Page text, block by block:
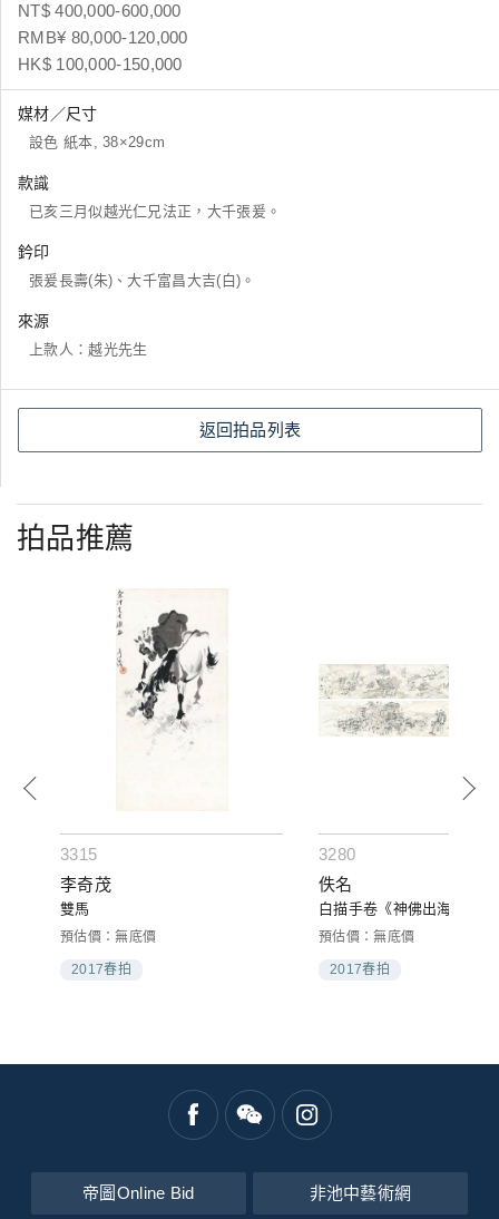
NT$ 400,000-600,000
RMB¥ 80,000-120,000
HK$ 100,000-150,000
媒材／尺寸
設色 紙本, 38×29cm
款識
已亥三月似越光仁兄法正，大千張爰。
鈐印
張爰長壽(朱)、大千富昌大吉(白)。
來源
上款人：越光先生
返回拍品列表
拍品推薦
3315
李奇茂
雙馬
預估價：無底價
2017春拍
3280
佚名
白描手卷《神佛出海》
預估價：無底價
2017春拍
帝圖Online Bid 非池中藝術網